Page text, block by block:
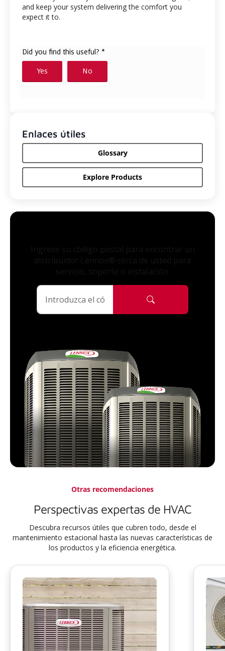
and keep your system delivering the comfort you
expect it to.
Enlaces útiles
Glossary
Explore Products
Otras recomendaciones
Perspectivas expertas de HVAC
Descubra recursos útiles que cubren todo, desde el
mantenimiento estacional hasta las nuevas características de
los productos y la eficiencia energética.